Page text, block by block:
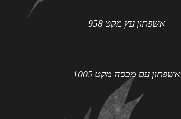
אשפתון עץ מקט 958
אשפתון עם מכסה מקט 1005